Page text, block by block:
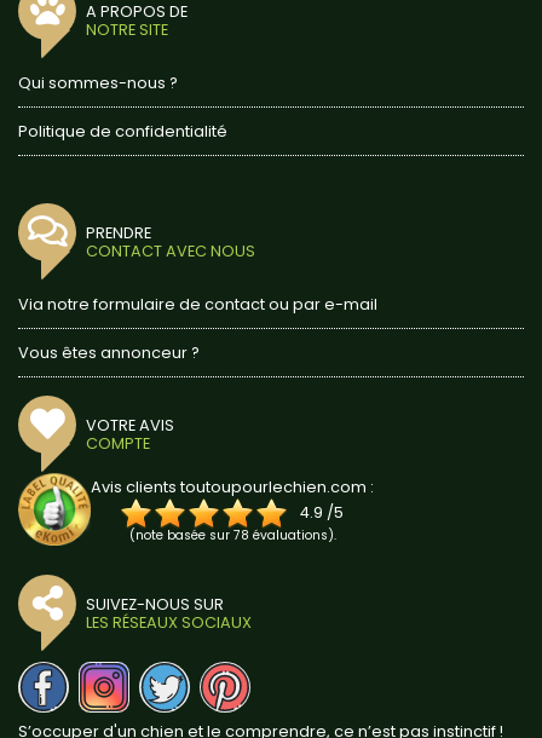
A PROPOS DE
NOTRE SITE
Qui sommes-nous ?
Politique de confidentialité
PRENDRE
CONTACT AVEC NOUS
Via notre formulaire de contact ou par e-mail
Vous êtes annonceur ?
VOTRE AVIS
COMPTE
Avis clients toutoupourlechien.com :
4.9 /5
(note basée sur 78 évaluations).
SUIVEZ-NOUS SUR
LES RÉSEAUX SOCIAUX
S’occuper d'un chien et le comprendre, ce n’est pas instinctif !